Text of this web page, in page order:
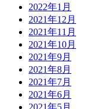
2022年1月
2021年12月
2021年11月
2021年10月
2021年9月
2021年8月
2021年7月
2021年6月
2021年5月